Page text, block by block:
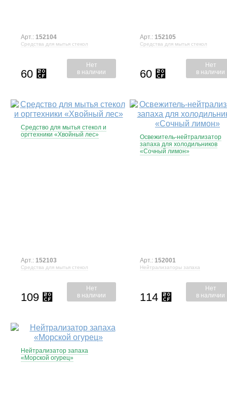
Средства для мытья стекол
Арт.: 152104
60 ⃏
Нет
в наличии
Средства для мытья стекол
Арт.: 152105
60 ⃏
Нет
в наличии
Средство для мытья стекол и
оргтехники «Хвойный лес»
Средства для мытья стекол
Арт.: 152103
109 ⃏
Нет
в наличии
Освежитель-нейтрализатор
запаха для холодильников
«Сочный лимон»
Нейтрализаторы запаха
Арт.: 152001
114 ⃏
Нет
в наличии
Нейтрализатор запаха
«Морской огурец»